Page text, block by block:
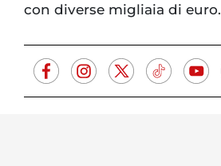
con diverse migliaia di euro.